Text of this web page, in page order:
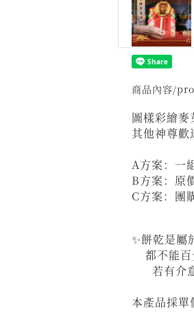
商品內容/
圖樣彩繪麥
其他神尊歡
A方案：一
B方案：原
C方案：團
✨餅乾是屬
都不能百
若有介意
本產品採單